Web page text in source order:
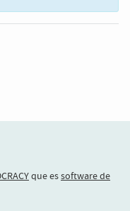
que essoftware de